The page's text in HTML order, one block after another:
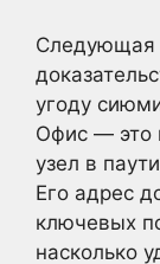
Следующая
угоду
Офис — это
узел в
Его адрес
ключевых
насколько